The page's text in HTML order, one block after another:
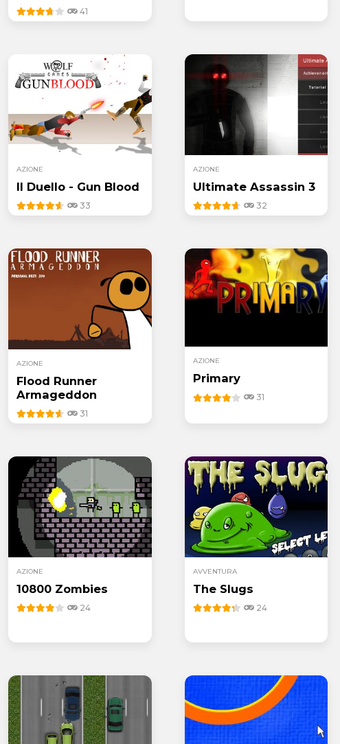
41
AZIONE
Il Duello - Gun Blood
33
AZIONE
Ultimate Assassin 3
32
AZIONE
Flood Runner
Armageddon
31
AZIONE
Primary
31
AZIONE
10800 Zombies
24
AVVENTURA
The Slugs
24